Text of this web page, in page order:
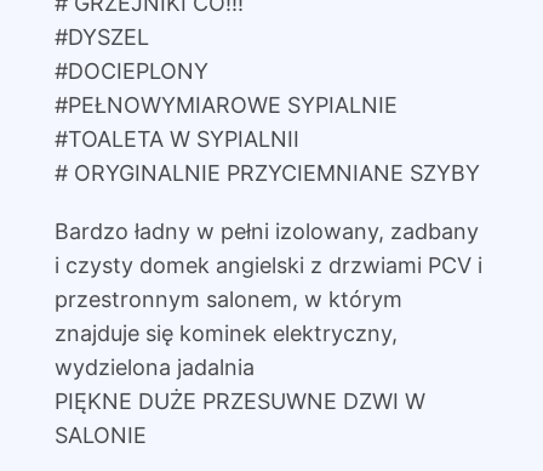
#DYSZEL
#DOCIEPLONY
#PEŁNOWYMIAROWE SYPIALNIE
#TOALETA W SYPIALNII
# ORYGINALNIE PRZYCIEMNIANE SZYBY
Bardzo ładny w pełni izolowany, zadbany
i czysty domek angielski z drzwiami PCV i
przestronnym salonem, w którym
znajduje się kominek elektryczny,
wydzielona jadalnia
PIĘKNE DUŻE PRZESUWNE DZWI W
SALONIE